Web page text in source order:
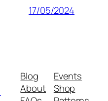
17/05/2024
Blog
About
Events
Shop